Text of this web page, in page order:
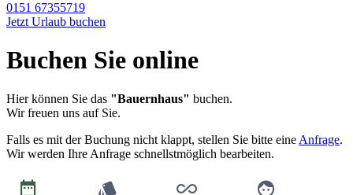
0151 67355719
Jetzt Urlaub buchen
Buchen Sie online
Hier können Sie das "Bauernhaus" buchen.
Wir freuen uns auf Sie.
Falls es mit der Buchung nicht klappt, stellen Sie bitte eine Anfrage.
Wir werden Ihre Anfrage schnellstmöglich bearbeiten.